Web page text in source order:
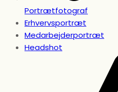
Portrætfotograf
Erhvervsportræt
Medarbejderportræt
Headshot